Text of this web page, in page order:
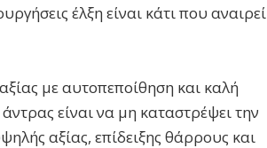
έλξη είναι κάτι που αναιρεί
με αυτοπεποίθηση και καλή
είναι να μη καταστρέψει την
αξίας, επίδειξης θάρρους και